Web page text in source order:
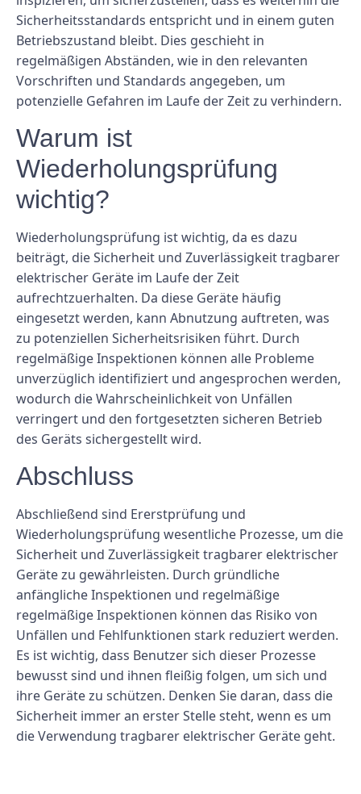
Sicherheitsstandards entspricht und in einem guten
Betriebszustand bleibt. Dies geschieht in
regelmäßigen Abständen, wie in den relevanten
Vorschriften und Standards angegeben, um
potenzielle Gefahren im Laufe der Zeit zu verhindern.
Warum ist
Wiederholungsprüfung
wichtig?
Wiederholungsprüfung ist wichtig, da es dazu
beiträgt, die Sicherheit und Zuverlässigkeit tragbarer
elektrischer Geräte im Laufe der Zeit
aufrechtzuerhalten. Da diese Geräte häufig
eingesetzt werden, kann Abnutzung auftreten, was
zu potenziellen Sicherheitsrisiken führt. Durch
regelmäßige Inspektionen können alle Probleme
unverzüglich identifiziert und angesprochen werden,
wodurch die Wahrscheinlichkeit von Unfällen
verringert und den fortgesetzten sicheren Betrieb
des Geräts sichergestellt wird.
Abschluss
Abschließend sind Ererstprüfung und
Wiederholungsprüfung wesentliche Prozesse, um die
Sicherheit und Zuverlässigkeit tragbarer elektrischer
Geräte zu gewährleisten. Durch gründliche
anfängliche Inspektionen und regelmäßige
regelmäßige Inspektionen können das Risiko von
Unfällen und Fehlfunktionen stark reduziert werden.
Es ist wichtig, dass Benutzer sich dieser Prozesse
bewusst sind und ihnen fleißig folgen, um sich und
ihre Geräte zu schützen. Denken Sie daran, dass die
Sicherheit immer an erster Stelle steht, wenn es um
die Verwendung tragbarer elektrischer Geräte geht.